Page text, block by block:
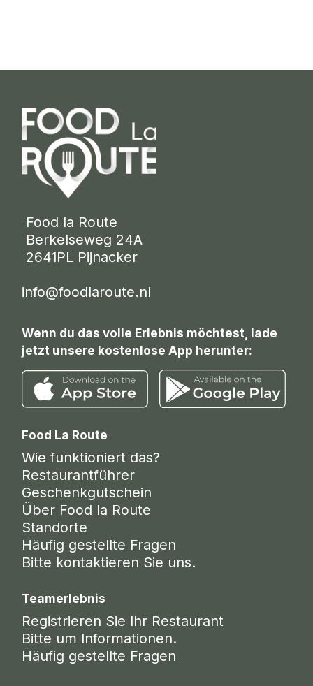
Food la Route
Berkelseweg 24A
2641PL Pijnacker
info@foodlaroute.nl
Wenn du das volle Erlebnis möchtest, lade
jetzt unsere kostenlose App herunter:
Food La Route
Wie funktioniert das?
Restaurantführer
Geschenkgutschein
Über Food la Route
Standorte
Häufig gestellte Fragen
Bitte kontaktieren Sie uns.
Teamerlebnis
Registrieren Sie Ihr Restaurant
Bitte um Informationen.
Häufig gestellte Fragen